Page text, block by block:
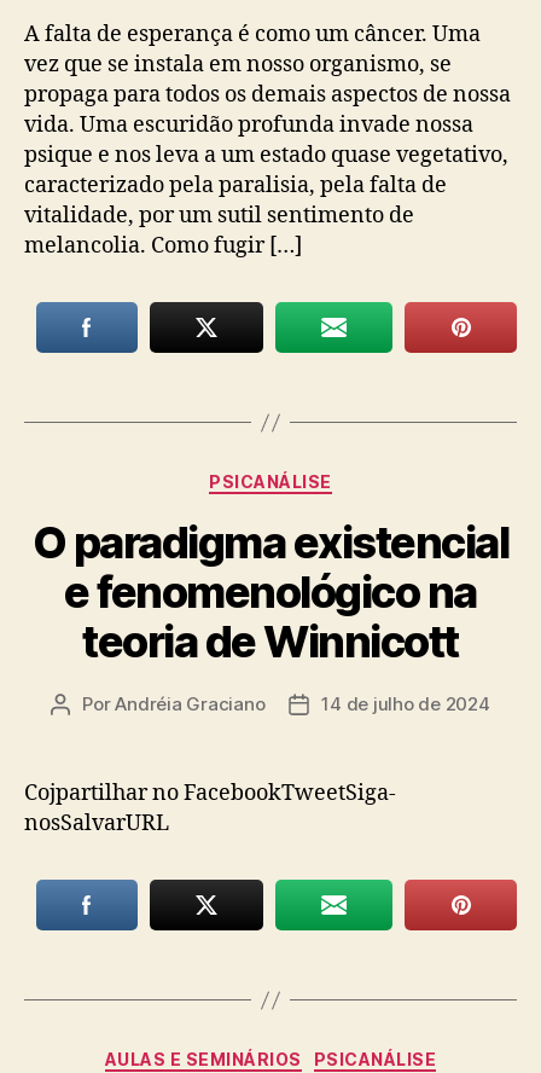
A falta de esperança é como um câncer. Uma
vez que se instala em nosso organismo, se
propaga para todos os demais aspectos de nossa
vida. Uma escuridão profunda invade nossa
psique e nos leva a um estado quase vegetativo,
caracterizado pela paralisia, pela falta de
vitalidade, por um sutil sentimento de
melancolia. Como fugir […]
Categorias
PSICANÁLISE
O paradigma existencial
e fenomenológico na
teoria de Winnicott
Autor
PorAndréia Graciano
Data14 de julho de 2024
Cojpartilhar no FacebookTweetSiga-
nosSalvarURL
Categorias
AULAS E SEMINÁRIOS PSICANÁLISE